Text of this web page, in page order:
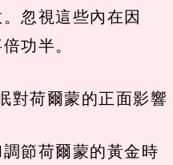
忽視這些內在因
功半。
對荷爾蒙的正面影響
節荷爾蒙的黃金時